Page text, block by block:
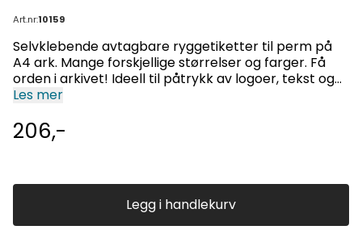
Art.nr:10159
Selvklebende avtagbare ryggetiketter til perm på
A4 ark. Mange forskjellige størrelser og farger. Få
orden i arkivet! Ideell til påtrykk av logoer, tekst og
organisering av permer. Etiketten passer til de fleste
alle flate, tørre, uskadet og støvfrie underlag. Fjernes
enkelt uten å etterlate merker eller lim. Problemfri
fargelaserskrivere og fargekopieringsmaskiner (ILC).
Papir av høy kvalitet. Ingen papirstopp. Perfekt
løsning for midlertidig merking og ømfintlige
Les mer
206,-
Legg i handlekurv